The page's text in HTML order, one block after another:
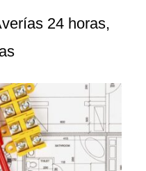
24 horas,